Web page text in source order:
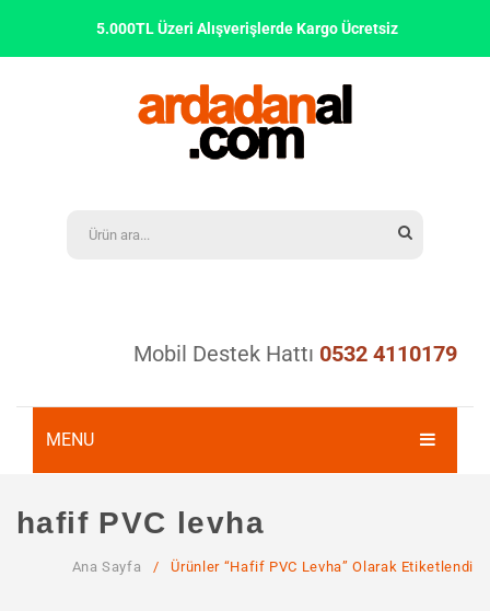
5.000TL Üzeri Alışverişlerde Kargo Ücretsiz
Mobil Destek Hattı 0532 4110179
MENU
hafif PVC levha
Ana Sayfa / Ürünler “hafif PVC Levha” Olarak Etiketlendi